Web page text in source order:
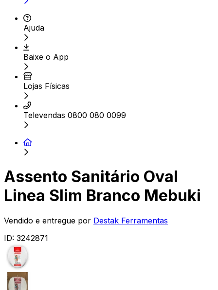
Ajuda
Baixe o App
Lojas Físicas
Televendas 0800 080 0099
Assento Sanitário Oval
Linea Slim Branco Mebuki
Vendido e entregue por Destak Ferramentas
ID: 3242871